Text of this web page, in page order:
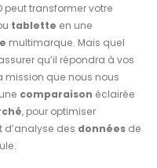
peut transformer votre
tablette en une
multimarque. Mais quel
qu’il répondra à vos
mission que nous nous
comparaison éclairée
, pour optimiser
d’analyse des données de